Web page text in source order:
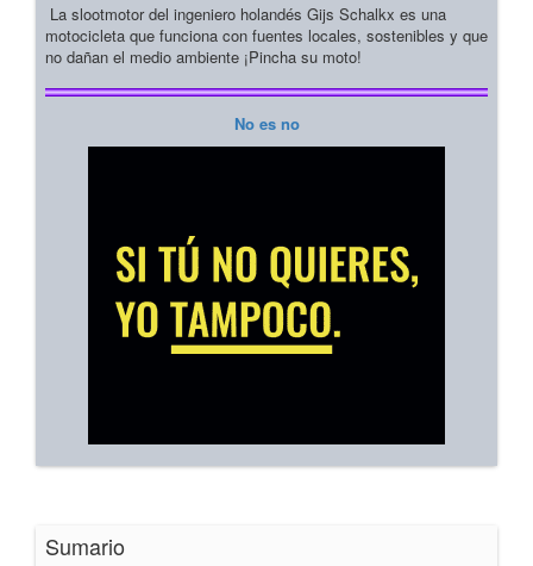
La slootmotor del ingeniero holandés Gijs Schalkx es una
motocicleta que funciona con fuentes locales, sostenibles y que
no dañan el medio ambiente ¡Pincha su moto!
No es no
Sumario